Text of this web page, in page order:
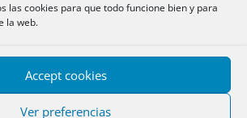
las cookies para que todo funcione bien y para
la web.
Accept cookies
Ver preferencias
para casos aislados, a un
de 15 de enero de 2004).
ACUERDO SOCIAL:1)Puede hacerse
pero siempre tomando como